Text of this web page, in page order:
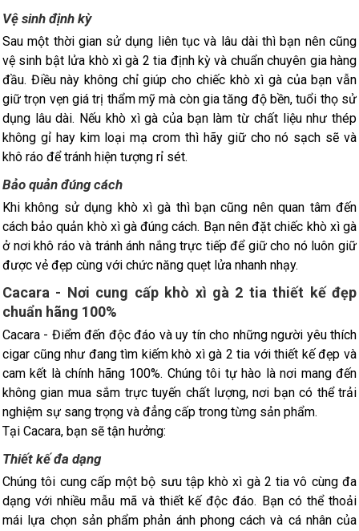
Vệ sinh định kỳ
Sau một thời gian sử dụng liên tục và lâu dài thì bạn nên cũng
vệ sinh bật lửa khò xì gà 2 tia định kỳ và chuẩn chuyên gia hàng
đầu. Điều này không chỉ giúp cho chiếc khò xì gà của bạn vẫn
giữ trọn vẹn giá trị thẩm mỹ mà còn gia tăng độ bền, tuổi thọ sử
dụng lâu dài. Nếu khò xì gà của bạn làm từ chất liệu như thép
không gỉ hay kim loại mạ crom thì hãy giữ cho nó sạch sẽ và
khô ráo để tránh hiện tượng rỉ sét.
Bảo quản đúng cách
Khi không sử dụng khò xì gà thì bạn cũng nên quan tâm đến
cách bảo quản khò xì gà đúng cách. Bạn nên đặt chiếc khò xì gà
ở nơi khô ráo và tránh ánh nắng trực tiếp để giữ cho nó luôn giữ
được vẻ đẹp cùng với chức năng quẹt lửa nhanh nhạy.
Cacara - Nơi cung cấp khò xì gà 2 tia thiết kế đẹp
chuẩn hãng 100%
Cacara - Điểm đến độc đáo và uy tín cho những người yêu thích
cigar cũng như đang tìm kiếm khò xì gà 2 tia với thiết kế đẹp và
cam kết là chính hãng 100%. Chúng tôi tự hào là nơi mang đến
không gian mua sắm trực tuyến chất lượng, nơi bạn có thể trải
nghiệm sự sang trọng và đẳng cấp trong từng sản phẩm.
Tại Cacara, bạn sẽ tận hưởng:
Thiết kế đa dạng
Chúng tôi cung cấp một bộ sưu tập khò xì gà 2 tia vô cùng đa
dạng với nhiều mẫu mã và thiết kế độc đáo. Bạn có thể thoải
mái lựa chọn sản phẩm phản ánh phong cách và cá nhân của